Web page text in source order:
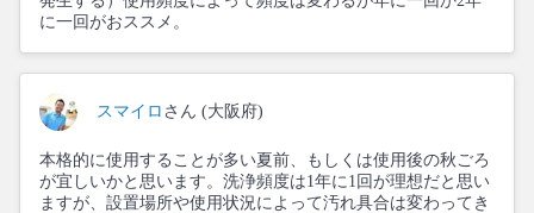
に一回がおススメ。
スマイロ さん (大阪府)
本格的に使用することが多い夏前、もしくは使用後の秋ごろ
が宜しいかと思います。洗浄頻度は1年に1回が理想だと思い
ますが、設置場所や使用状況によって汚れ具合は変わってき